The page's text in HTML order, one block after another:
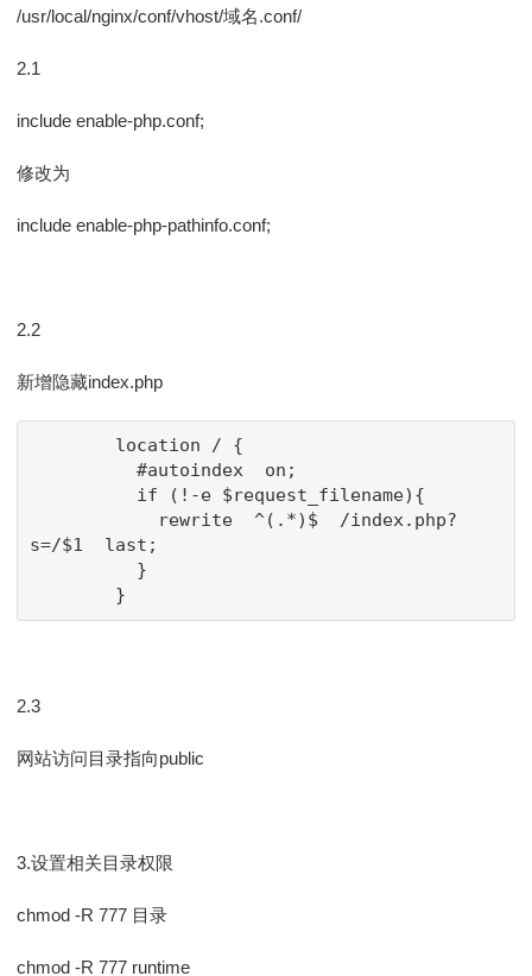
/usr/local/nginx/conf/vhost/域名.conf/
2.1
include enable-php.conf;
修改为
include enable-php-pathinfo.conf;
2.2
新增隐藏index.php
location / {
#autoindex  on;
if (!-e $request_filename){
rewrite  ^(.*)$  /index.php?
s=/$1  last;
}
}
2.3
网站访问目录指向public
3.设置相关目录权限
chmod -R 777 目录
chmod -R 777 runtime